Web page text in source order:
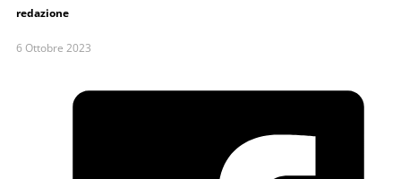
redazione
6 Ottobre 2023